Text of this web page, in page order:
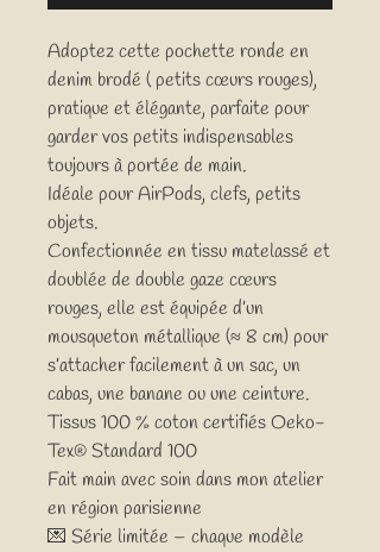
Adoptez cette pochette ronde en
denim brodé ( petits cœurs rouges),
pratique et élégante, parfaite pour
garder vos petits indispensables
toujours à portée de main.
Idéale pour AirPods, clefs, petits
objets.
Confectionnée en tissu matelassé et
doublée de double gaze cœurs
rouges, elle est équipée d’un
mousqueton métallique (≈ 8 cm) pour
s’attacher facilement à un sac, un
cabas, une banane ou une ceinture.
Tissus 100 % coton certifiés Oeko-
Tex® Standard 100
Fait main avec soin dans mon atelier
en région parisienne
💌 Série limitée – chaque modèle